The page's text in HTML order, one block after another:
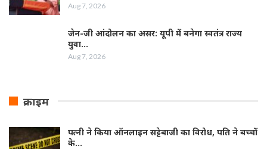
Aug 7, 2026
जेन-जी आंदोलन का असर: यूपी में बनेगा स्वतंत्र राज्य
युवा…
Aug 7, 2026
क्राइम
पत्नी ने किया ऑनलाइन सट्टेबाजी का विरोध, पति ने बच्चों
के…